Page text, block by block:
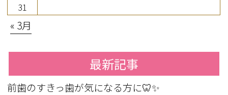
31
« 3月
最新記事
前歯のすきっ歯が気になる方に🦷✨